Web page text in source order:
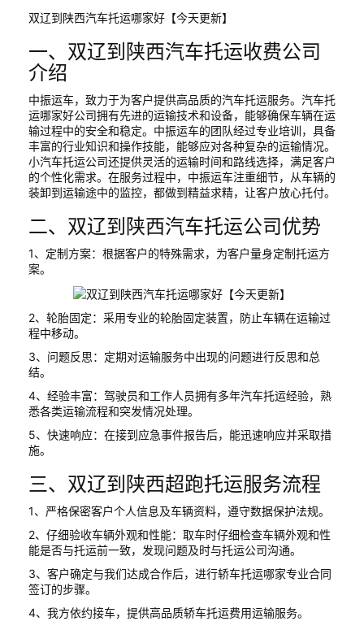
双辽到陕西汽车托运哪家好【今天更新】
一、双辽到陕西汽车托运收费公司
介绍
中振运车，致力于为客户提供高品质的汽车托运服务。汽车托
运哪家好公司拥有先进的运输技术和设备，能够确保车辆在运
输过程中的安全和稳定。中振运车的团队经过专业培训，具备
丰富的行业知识和操作技能，能够应对各种复杂的运输情况。
小汽车托运公司还提供灵活的运输时间和路线选择，满足客户
的个性化需求。在服务过程中，中振运车注重细节，从车辆的
装卸到运输途中的监控，都做到精益求精，让客户放心托付。
二、双辽到陕西汽车托运公司优势
1、定制方案：根据客户的特殊需求，为客户量身定制托运方
案。
2、轮胎固定：采用专业的轮胎固定装置，防止车辆在运输过
程中移动。
3、问题反思：定期对运输服务中出现的问题进行反思和总
结。
4、经验丰富：驾驶员和工作人员拥有多年汽车托运经验，熟
悉各类运输流程和突发情况处理。
5、快速响应：在接到应急事件报告后，能迅速响应并采取措
施。
三、双辽到陕西超跑托运服务流程
1、严格保密客户个人信息及车辆资料，遵守数据保护法规。
2、仔细验收车辆外观和性能：取车时仔细检查车辆外观和性
能是否与托运前一致，发现问题及时与托运公司沟通。
3、客户确定与我们达成合作后，进行轿车托运哪家专业合同
签订的步骤。
4、我方依约接车，提供高品质轿车托运费用运输服务。